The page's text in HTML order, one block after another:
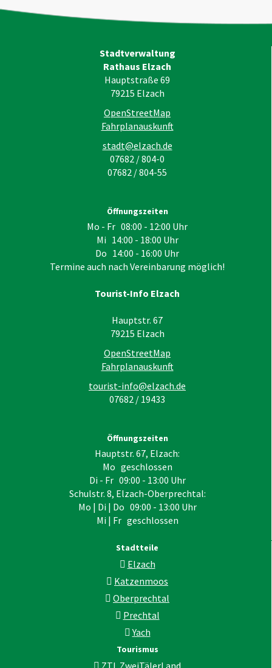
Stadtverwaltung
Rathaus Elzach
Hauptstraße 69
79215 Elzach
OpenStreetMap
Fahrplanauskunft
stadt@elzach.de
07682 / 804-0
07682 / 804-55
Öffnungszeiten
Mo - Fr 08:00 - 12:00 Uhr
Mi 14:00 - 18:00 Uhr
Do 14:00 - 16:00 Uhr
Termine auch nach Vereinbarung möglich!
Tourist-Info Elzach
Hauptstr. 67
79215 Elzach
OpenStreetMap
Fahrplanauskunft
tourist-info@elzach.de
07682 / 19433
Öffnungszeiten
Hauptstr. 67, Elzach:
Mo geschlossen
Di - Fr 09:00 - 13:00 Uhr
Schulstr. 8, Elzach-Oberprechtal:
Mo | Di | Do 09:00 - 13:00 Uhr
Mi | Fr geschlossen
Stadtteile
Elzach
Katzenmoos
Oberprechtal
Prechtal
Yach
Tourismus